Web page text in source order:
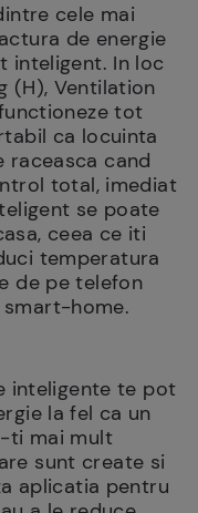
cele mai
de energie
inteligent. In loc
(H), Ventilation
tot
ca locuinta
raceasca cand
total, imediat
se poate
ceea ce iti
temperatura
de pe telefon
smart-home.
inteligente te pot
la fel ca un
ti mai mult
sunt create si
aplicatia pentru